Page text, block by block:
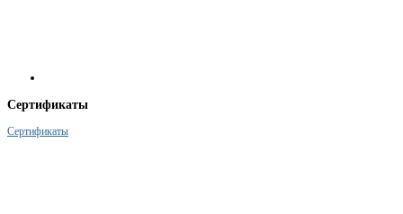
Сертификаты
Сертификаты